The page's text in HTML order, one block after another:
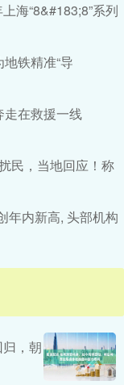
海“8&#183;8”系列
铁精准“导
走在救援一线
民，当地回应！称
年内新高, 头部机构
，朝